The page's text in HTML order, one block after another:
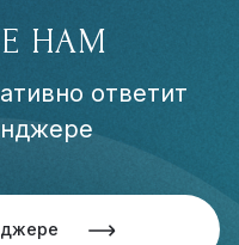
НАМ
ответит